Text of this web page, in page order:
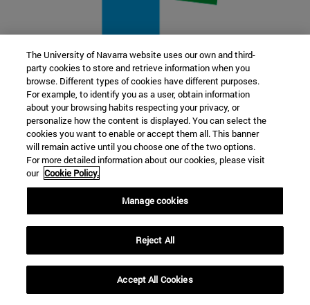
22 SEP
FUNCIÓN Y FICCIÓN. Varios artistas
Más información
The University of Navarra website uses our own and third-
party cookies to store and retrieve information when you
browse. Different types of cookies have different purposes.
For example, to identify you as a user, obtain information
about your browsing habits respecting your privacy, or
personalize how the content is displayed. You can select the
cookies you want to enable or accept them all. This banner
will remain active until you choose one of the two options.
For more detailed information about our cookies, please visit
our Cookie Policy.
Manage cookies
Reject All
Accept All Cookies